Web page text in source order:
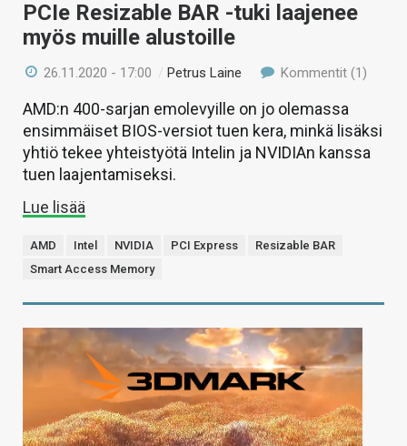
HAKU
PCIe Resizable BAR -tuki laajenee
myös muille alustoille
26.11.2020 - 17:00 /Petrus Laine Kommentit (1)
AMD:n 400-sarjan emolevyille on jo olemassa
ensimmäiset BIOS-versiot tuen kera, minkä lisäksi
yhtiö tekee yhteistyötä Intelin ja NVIDIAn kanssa
tuen laajentamiseksi.
Lue lisää
AMD Intel NVIDIA PCI Express
Resizable BAR
Smart Access Memory